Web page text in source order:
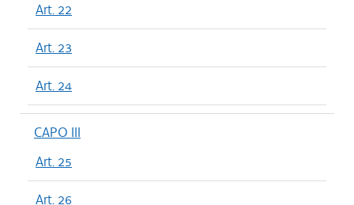
Art. 22
Art. 23
Art. 24
CAPO III
Art. 25
Art. 26